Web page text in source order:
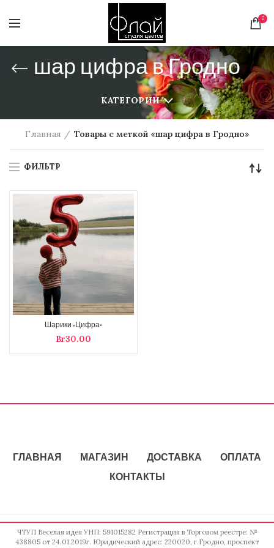
0
шар цифра в Гродно
КАТЕГОРИИ
Главная Товары с меткой «шар цифра в Гродно»
ФИЛЬТР
Шарики «Цифра»
Br
ГЛАВНАЯ МАГАЗИН ДОСТАВКА
ОПЛАТА
КОНТАКТЫ
ЧТУП Веселая идея УНП: 591015282 Регистрация в Торговом реестре: №
438805 от 24.01.2019г. Юридический адрес: 220020, г.Гродно, проспект